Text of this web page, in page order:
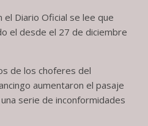
el Diario Oficial se lee que
el desde el 27 de diciembre
de los choferes del
aumentaron el pasaje
serie de inconformidades